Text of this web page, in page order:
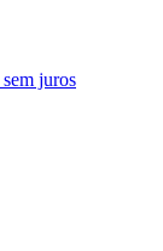
sem juros